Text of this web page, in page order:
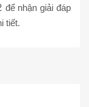
để nhận giải đáp
tiết.